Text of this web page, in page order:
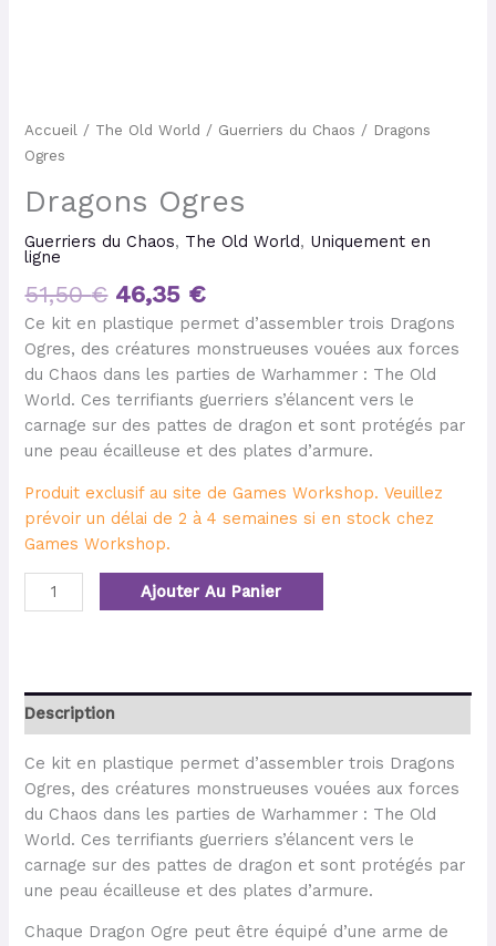
Accueil / The Old World / Guerriers du Chaos / Dragons
Ogres
Dragons Ogres
Guerriers du Chaos, The Old World, Uniquement en
ligne
51,50€ 46,35 €
Ce kit en plastique permet d’assembler trois Dragons
Ogres, des créatures monstrueuses vouées aux forces
du Chaos dans les parties de Warhammer : The Old
World. Ces terrifiants guerriers s’élancent vers le
carnage sur des pattes de dragon et sont protégés par
une peau écailleuse et des plates d’armure.
Produit exclusif au site de Games Workshop. Veuillez
prévoir un délai de 2 à 4 semaines si en stock chez
Games Workshop.
Ajouter Au Panier
Description
Ce kit en plastique permet d’assembler trois Dragons
Ogres, des créatures monstrueuses vouées aux forces
du Chaos dans les parties de Warhammer : The Old
World. Ces terrifiants guerriers s’élancent vers le
carnage sur des pattes de dragon et sont protégés par
une peau écailleuse et des plates d’armure.
Chaque Dragon Ogre peut être équipé d’une arme de